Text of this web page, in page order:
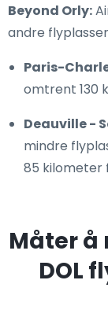
Beyond Orly:
andre
Paris-
omtrent 130
Deauville -
mindre
85 kilometer
Måter å
DOL